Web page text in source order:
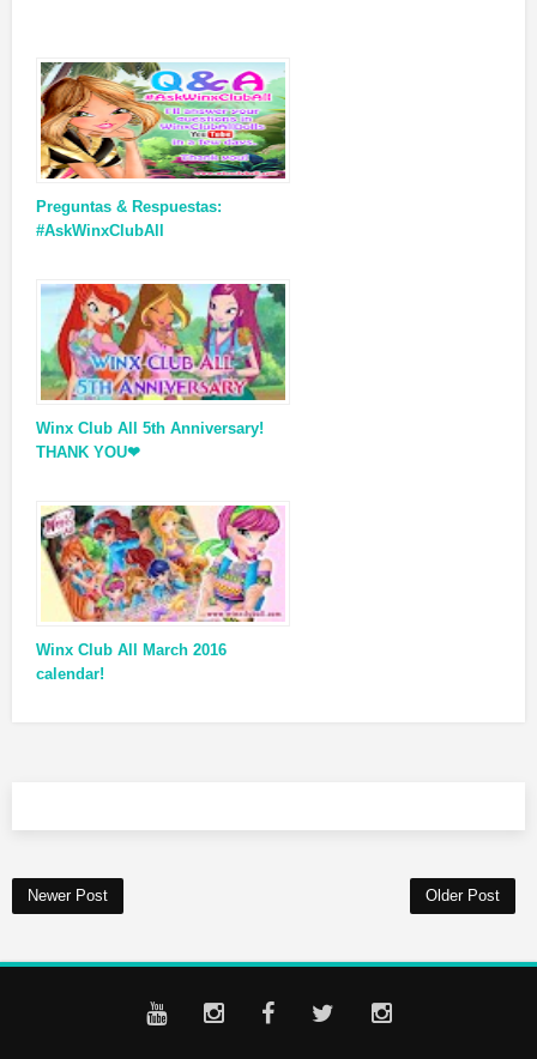
Preguntas & Respuestas:
#AskWinxClubAll
Winx Club All 5th Anniversary!
THANK YOU❤
Winx Club All March 2016
calendar!
Newer Post Older Post